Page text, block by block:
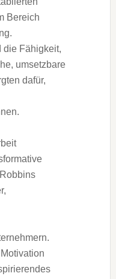
Bereich
d‬ie Fähigkeit,
umsetzbare
dafür,